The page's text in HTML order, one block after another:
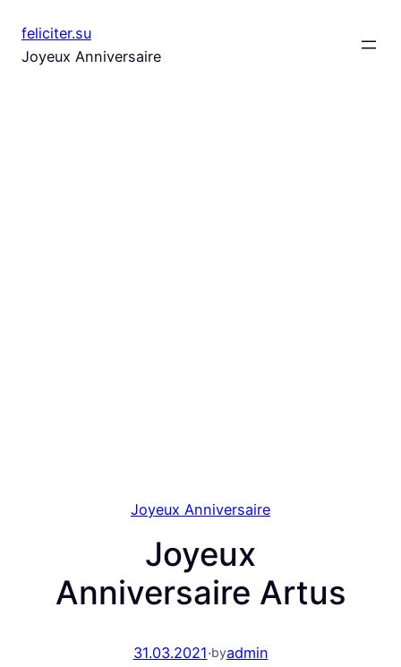
au
contenu
feliciter.su
Joyeux Anniversaire
Joyeux Anniversaire
Joyeux
Anniversaire Artus
31.03.2021·byadmin